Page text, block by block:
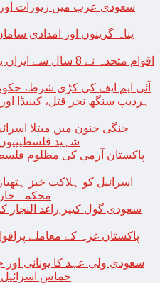
سعودی عرب میں زیورات اور
پناہ گزینوں اور امدادی
اقوام متحدہ نے 8 سال
آئی ایم ایف کی کڑی شرط،
ہردیپ سنگھ نجر قتل، کینیڈا
جنگی جنون میں مبتلا
شہید فلسطینیوں کی
پاکستان آرمی کی مظلوم
اسرائیل کو ہلاکت خیز
محکمہ
سعودی گول کیپر راغد
پاکستان غزہ کے معاملے
سعودی ولی عہد کا یونانی اور
حماس اسرائیل